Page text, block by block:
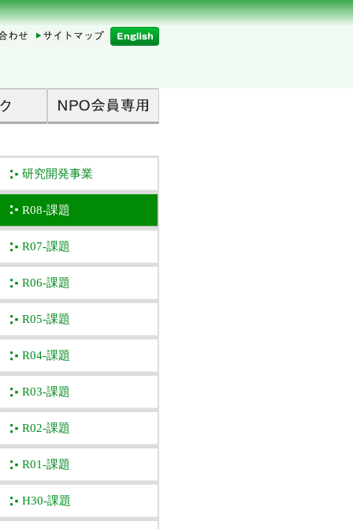
研究開発事業
R08-課題
R07-課題
R06-課題
R05-課題
R04-課題
R03-課題
R02-課題
R01-課題
H30-課題